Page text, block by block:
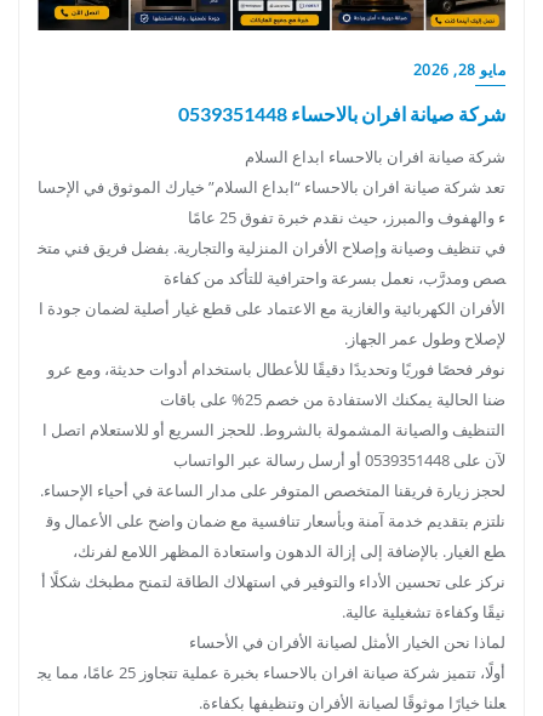
مايو 28, 2026
شركة صيانة افران بالاحساء 0539351448
شركة صيانة افران بالاحساء ابداع السلام
تعد شركة صيانة افران بالاحساء “ابداع السلام” خيارك الموثوق في الإحسا
ء والهفوف والمبرز، حيث نقدم خبرة تفوق 25 عامًا
في تنظيف وصيانة وإصلاح الأفران المنزلية والتجارية. بفضل فريق فني متخ
صص ومدرَّب، نعمل بسرعة واحترافية للتأكد من كفاءة
الأفران الكهربائية والغازية مع الاعتماد على قطع غيار أصلية لضمان جودة ا
لإصلاح وطول عمر الجهاز.
نوفر فحصًا فوريًا وتحديدًا دقيقًا للأعطال باستخدام أدوات حديثة، ومع عرو
ضنا الحالية يمكنك الاستفادة من خصم 25% على باقات
التنظيف والصيانة المشمولة بالشروط. للحجز السريع أو للاستعلام اتصل ا
لآن على 0539351448 أو أرسل رسالة عبر الواتساب
لحجز زيارة فريقنا المتخصص المتوفر على مدار الساعة في أحياء الإحساء.
نلتزم بتقديم خدمة آمنة وبأسعار تنافسية مع ضمان واضح على الأعمال وق
طع الغيار. بالإضافة إلى إزالة الدهون واستعادة المظهر اللامع لفرنك،
نركز على تحسين الأداء والتوفير في استهلاك الطاقة لتمنح مطبخك شكلًا أ
نيقًا وكفاءة تشغيلية عالية.
لماذا نحن الخيار الأمثل لصيانة الأفران في الأحساء
أولًا، تتميز شركة صيانة افران بالاحساء بخبرة عملية تتجاوز 25 عامًا، مما يج
علنا خيارًا موثوقًا لصيانة الأفران وتنظيفها بكفاءة.